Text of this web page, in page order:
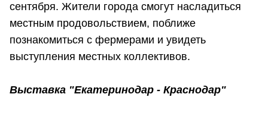
сентября. Жители города смогут насладиться
местным продовольствием, поближе
познакомиться с фермерами и увидеть
выступления местных коллективов.
Выставка "Екатеринодар - Краснодар"